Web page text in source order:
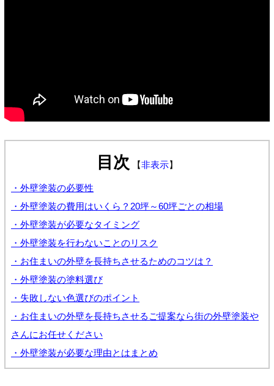
目次 【非表示】
・外壁塗装の必要性
・外壁塗装の費用はいくら？20坪～60坪ごとの相場
・外壁塗装が必要なタイミング
・外壁塗装を行わないことのリスク
・お住まいの外壁を長持ちさせるためのコツは？
・外壁塗装の塗料選び
・失敗しない色選びのポイント
・お住まいの外壁を長持ちさせるご提案なら街の外壁塗装や
さんにお任せください
・外壁塗装が必要な理由とはまとめ